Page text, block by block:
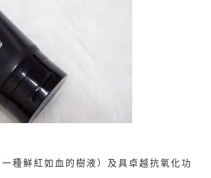
種鮮紅如血的樹液）及具卓越抗氧化功